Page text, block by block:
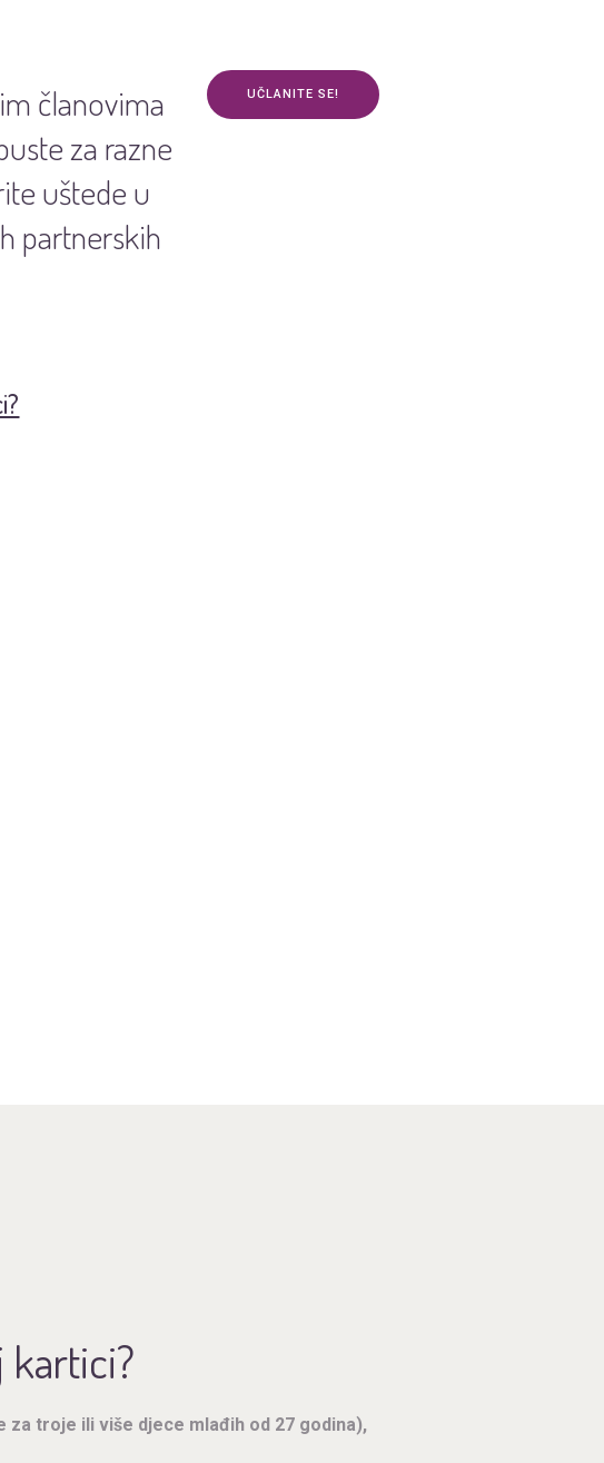
UČLANITE SE!
članovima
za razne
uštede u
partnerskih
kartici?
troje ili više djece mlađih od 27 godina),